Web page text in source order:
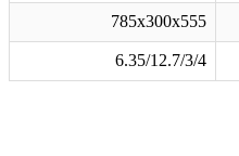
785x300x555
6.35/12.7/3/4